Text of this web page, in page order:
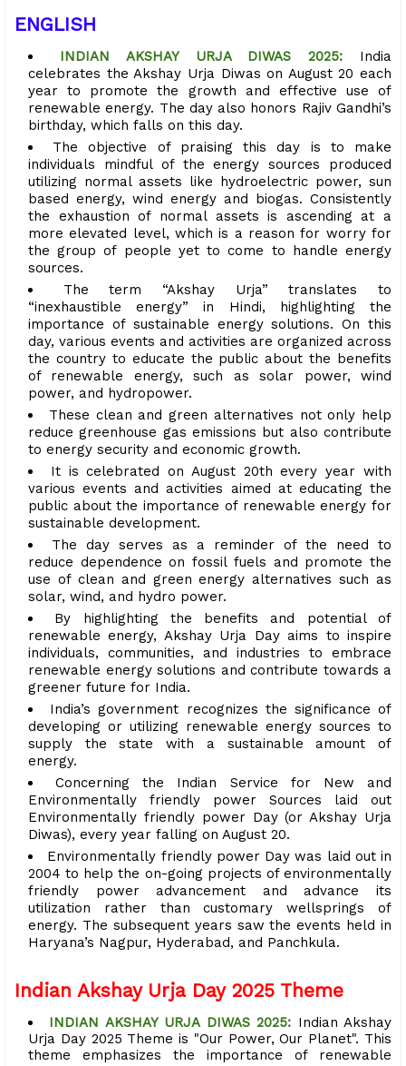
ENGLISH
INDIAN AKSHAY URJA DIWAS 2025: India
celebrates the Akshay Urja Diwas on August 20 each
year to promote the growth and effective use of
renewable energy. The day also honors Rajiv Gandhi’s
birthday, which falls on this day.
The objective of praising this day is to make
individuals mindful of the energy sources produced
utilizing normal assets like hydroelectric power, sun
based energy, wind energy and biogas. Consistently
the exhaustion of normal assets is ascending at a
more elevated level, which is a reason for worry for
the group of people yet to come to handle energy
sources.
The term “Akshay Urja” translates to
“inexhaustible energy” in Hindi, highlighting the
importance of sustainable energy solutions. On this
day, various events and activities are organized across
the country to educate the public about the benefits
of renewable energy, such as solar power, wind
power, and hydropower.
These clean and green alternatives not only help
reduce greenhouse gas emissions but also contribute
to energy security and economic growth.
It is celebrated on August 20th every year with
various events and activities aimed at educating the
public about the importance of renewable energy for
sustainable development.
The day serves as a reminder of the need to
reduce dependence on fossil fuels and promote the
use of clean and green energy alternatives such as
solar, wind, and hydro power.
By highlighting the benefits and potential of
renewable energy, Akshay Urja Day aims to inspire
individuals, communities, and industries to embrace
renewable energy solutions and contribute towards a
greener future for India.
India’s government recognizes the significance of
developing or utilizing renewable energy sources to
supply the state with a sustainable amount of
energy.
Concerning the Indian Service for New and
Environmentally friendly power Sources laid out
Environmentally friendly power Day (or Akshay Urja
Diwas), every year falling on August 20.
Environmentally friendly power Day was laid out in
2004 to help the on-going projects of environmentally
friendly power advancement and advance its
utilization rather than customary wellsprings of
energy. The subsequent years saw the events held in
Haryana’s Nagpur, Hyderabad, and Panchkula.
Indian Akshay Urja Day 2025 Theme
INDIAN AKSHAY URJA DIWAS 2025: Indian Akshay
Urja Day 2025 Theme is "Our Power, Our Planet". This
theme emphasizes the importance of renewable